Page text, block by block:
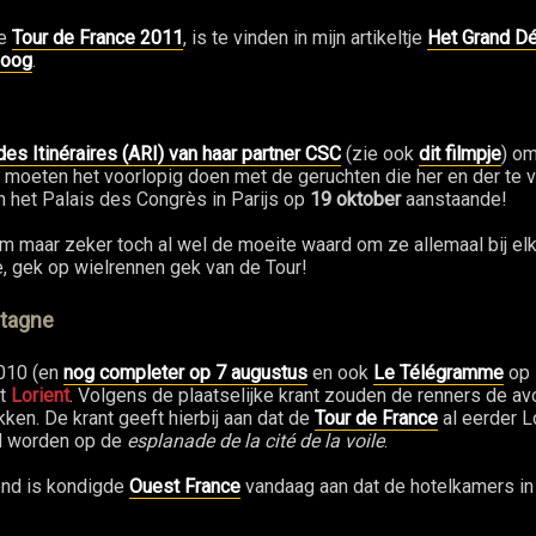
Tour de France 2011, is te vinden in mijn artikeltje Het Grand
.
Itinéraires (ARI) van haar partner CSC (zie ook dit filmpje)
het voorlopig doen met de geruchten die her en der te
Palais des Congrès in Parijs op 19 oktoberaanstaande!
maar zeker toch al wel de moeite waard om ze allemaal bij
gek op wielrennen gek van de Tour!
(en nog completer op 7 augustus en ook Le Télégramme op
Lorient. Volgens de plaatselijke krant zouden de renners de
De krant geeft hierbij aan dat de Tour de France al eerder
op de esplanade de la cité de la voile.
is kondigde Ouest France vandaag aan dat de hotelkamers